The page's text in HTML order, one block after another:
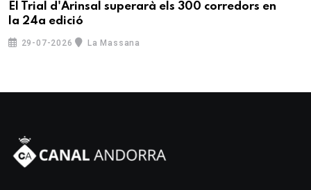
El Trial d'Arinsal superarà els 300 corredors en
la 24a edició
29-07-2026 La Massana